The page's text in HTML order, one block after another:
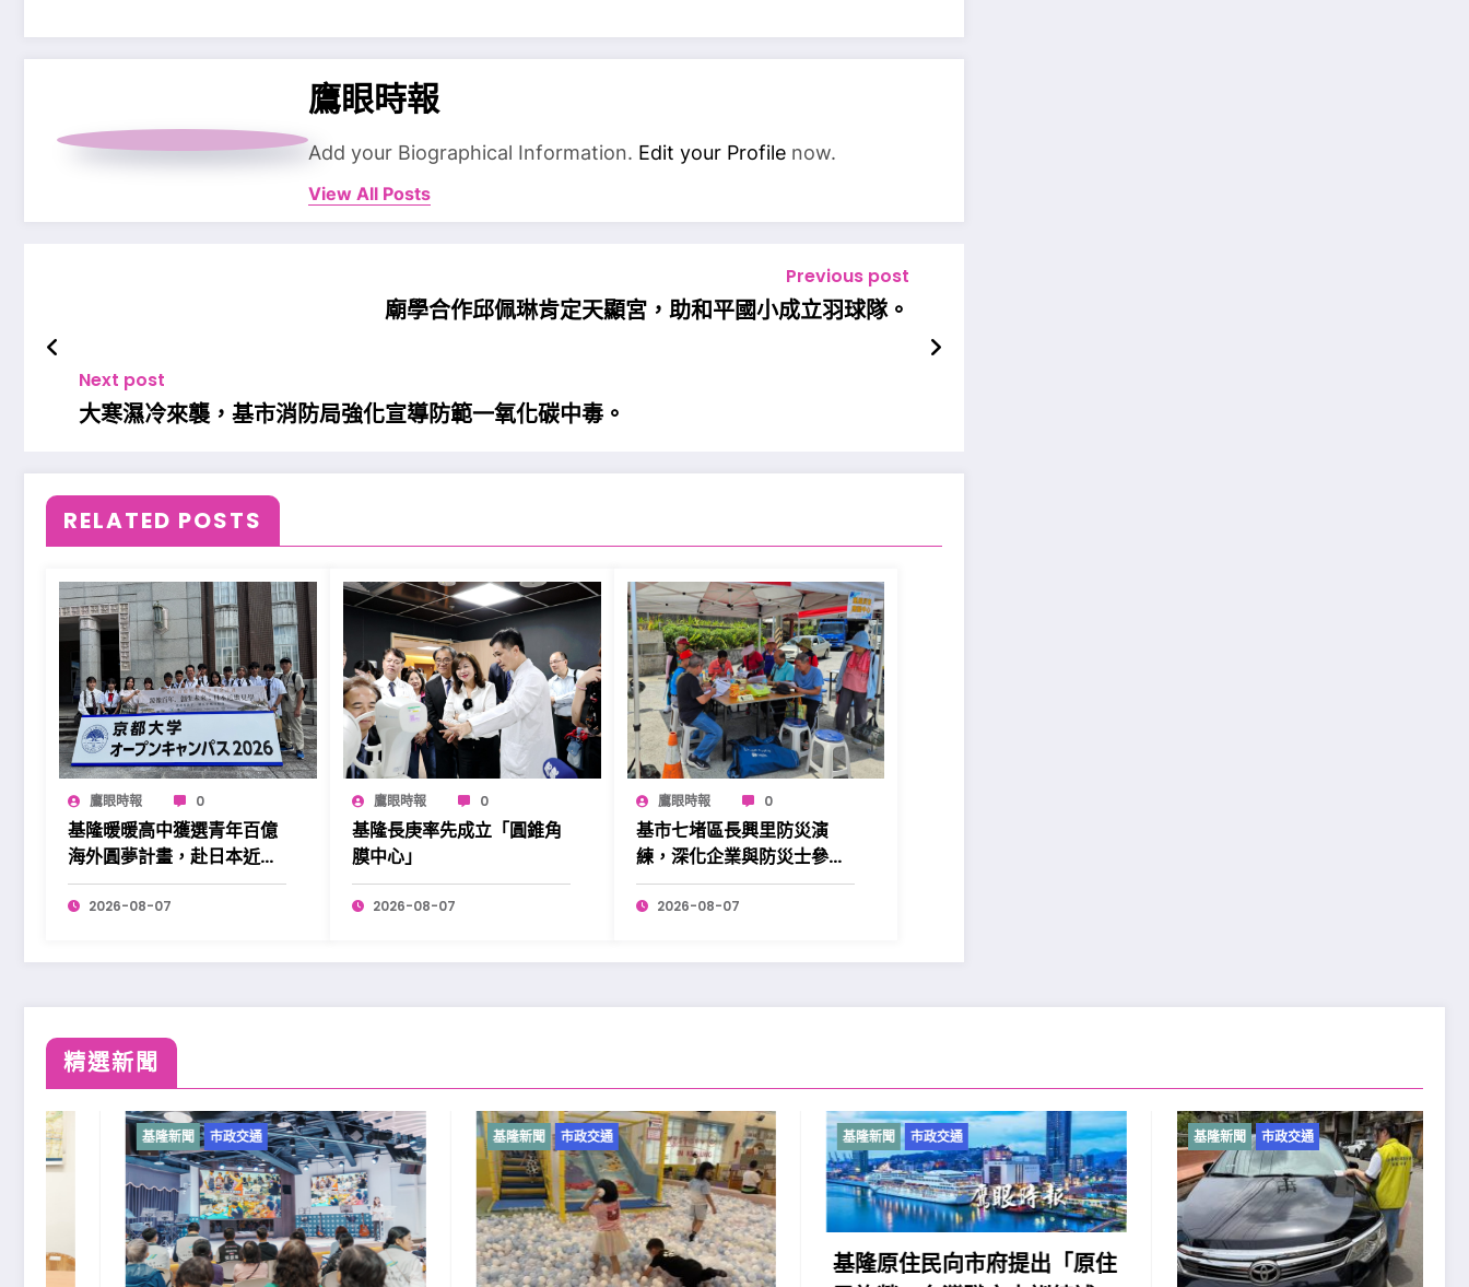
鷹眼時報
Add your Biographical Information. Edit your Profile now.
View All Posts
Previous post
廟學合作邱佩琳肯定天顯宮，助和平國小成立羽球隊。
Next post
大寒濕冷來襲，基市消防局強化宣導防範一氧化碳中毒。
RELATED POSTS
鷹眼時報 0
基隆暖暖高中獲選青年百億
海外圓夢計畫，赴日本近畿
展開學習。
2026-08-07
鷹眼時報 0
基隆長庚率先成立「圓錐角
膜中心」
2026-08-07
鷹眼時報 0
基市七堵區長興里防災演
練，深化企業與防災士參與
更添韌性。
2026-08-07
精選新聞
市政交通 基隆新聞 市政交通 基隆新聞 市政交通
基隆原住民向市府提出「原住
基隆新聞 市政交通